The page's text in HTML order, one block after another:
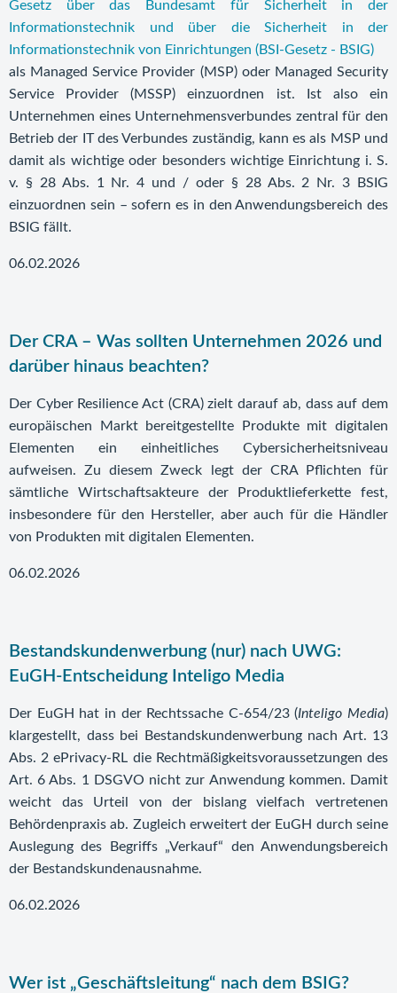
Gesetz über das Bundesamt für Sicherheit in der
Informationstechnik und über die Sicherheit in der
Informationstechnik von Einrichtungen (BSI-Gesetz - BSIG)
als Managed Service Provider (MSP) oder Managed Security
Service Provider (MSSP) einzuordnen ist. Ist also ein
Unternehmen eines Unternehmensverbundes zentral für den
Betrieb der IT des Verbundes zuständig, kann es als MSP und
damit als wichtige oder besonders wichtige Einrichtung i. S.
v. § 28 Abs. 1 Nr. 4 und / oder § 28 Abs. 2 Nr. 3 BSIG
einzuordnen sein – sofern es in den Anwendungsbereich des
BSIG fällt.
06.02.2026
Der CRA – Was sollten Unternehmen 2026 und
darüber hinaus beachten?
Der Cyber Resilience Act (CRA) zielt darauf ab, dass auf dem
europäischen Markt bereitgestellte Produkte mit digitalen
Elementen ein einheitliches Cybersicherheitsniveau
aufweisen. Zu diesem Zweck legt der CRA Pflichten für
sämtliche Wirtschaftsakteure der Produktlieferkette fest,
insbesondere für den Hersteller, aber auch für die Händler
von Produkten mit digitalen Elementen.
06.02.2026
Bestandskundenwerbung (nur) nach UWG:
EuGH-Entscheidung Inteligo Media
Der EuGH hat in der Rechtssache C-654/23 (Inteligo Media)
klargestellt, dass bei Bestandskundenwerbung nach Art. 13
Abs. 2 ePrivacy-RL die Rechtmäßigkeitsvoraussetzungen des
Art. 6 Abs. 1 DSGVO nicht zur Anwendung kommen. Damit
weicht das Urteil von der bislang vielfach vertretenen
Behördenpraxis ab. Zugleich erweitert der EuGH durch seine
Auslegung des Begriffs „Verkauf“ den Anwendungsbereich
der Bestandskundenausnahme.
06.02.2026
Wer ist „Geschäftsleitung“ nach dem BSIG?